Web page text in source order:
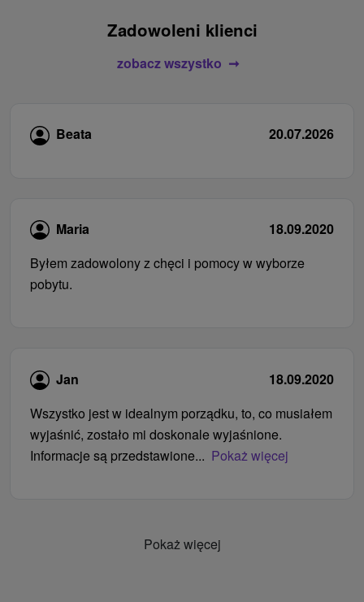
Zadowoleni klienci
zobacz wszystko
Beata 20.07.2026
Maria
18.09.2020
Byłem zadowolony z chęci i pomocy w wyborze
pobytu.
Jan
18.09.2020
Wszystko jest w idealnym porządku, to, co musiałem
wyjaśnić, zostało mi doskonale wyjaśnione.
Informacje są przedstawione... Pokaż więcej
Pokaż więcej